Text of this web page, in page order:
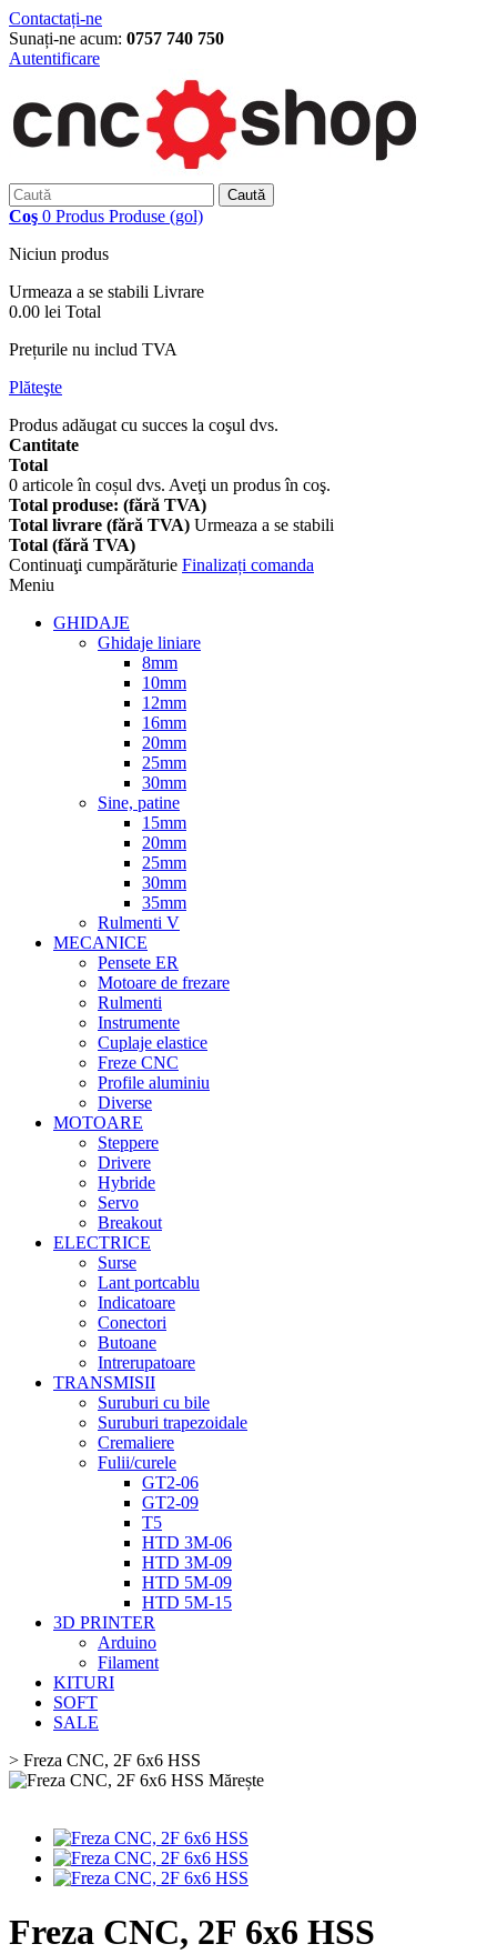
Contactați-ne
Sunați-ne acum: 0757 740 750
Autentificare
Caută
Coş 0 Produs Produse (gol)
Niciun produs
Urmeaza a se stabili Livrare
0.00 lei Total
Prețurile nu includ TVA
Plăteşte
Produs adăugat cu succes la coşul dvs.
Cantitate
Total
0 articole în coșul dvs. Aveţi un produs în coş.
Total produse: (fără TVA)
Total livrare (fără TVA) Urmeaza a se stabili
Total (fără TVA)
Continuaţi cumpărăturie Finalizați comanda
Meniu
GHIDAJE
Ghidaje liniare
8mm
10mm
12mm
16mm
20mm
25mm
30mm
Sine, patine
15mm
20mm
25mm
30mm
35mm
Rulmenti V
MECANICE
Pensete ER
Motoare de frezare
Rulmenti
Instrumente
Cuplaje elastice
Freze CNC
Profile aluminiu
Diverse
MOTOARE
Steppere
Drivere
Hybride
Servo
Breakout
ELECTRICE
Surse
Lant portcablu
Indicatoare
Conectori
Butoane
Intrerupatoare
TRANSMISII
Suruburi cu bile
Suruburi trapezoidale
Cremaliere
Fulii/curele
GT2-06
GT2-09
T5
HTD 3M-06
HTD 3M-09
HTD 5M-09
HTD 5M-15
3D PRINTER
Arduino
Filament
KITURI
SOFT
SALE
> Freza CNC, 2F 6x6 HSS
Mărește
Freza CNC, 2F 6x6 HSS